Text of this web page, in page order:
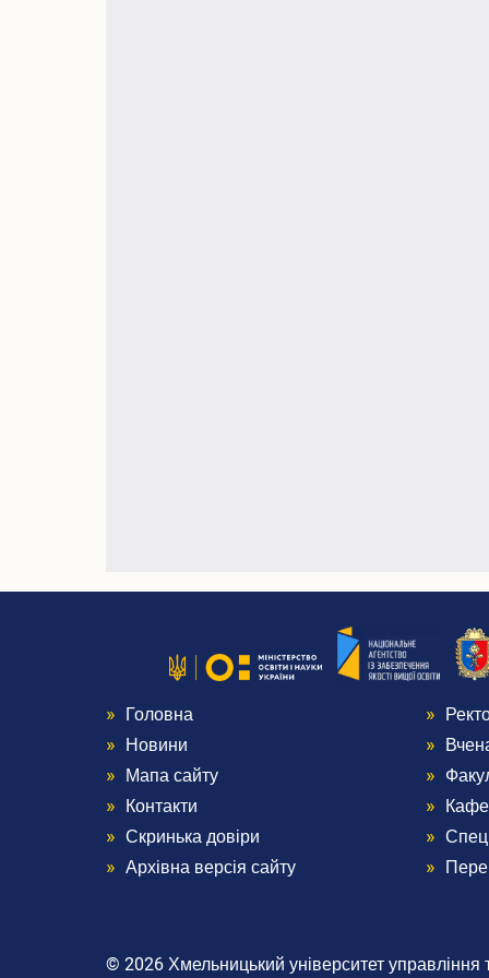
Menu
Footer
1
Головна
Новини
Мапа сайту
Контакти
Скринька довіри
Архівна версія сайту
2
© 2026 Хмельницький університет